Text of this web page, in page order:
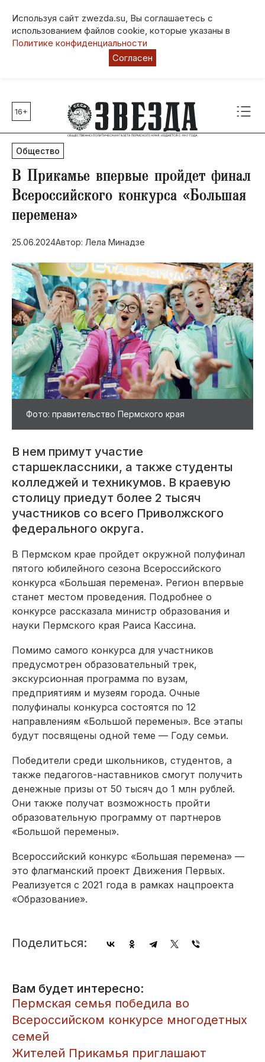
Используя сайт zwezda.su, Вы соглашаетесь с
использованием файлов cookie, которые указаны в
Политике конфиденциальности
Согласен
Главные темы
80 лет Победы
Молодежная столица РФ
СВО
Выборы в Пермском крае
Социальная поддержка
Инфраструктура
Благоустройство
16+
Общество
В Прикамье впервые пройдет финал
Всероссийского конкурса «Большая
перемена»
25.06.2024Автор: Лела Минадзе
Фото: правительство Пермского края
В нем примут участие
старшеклассники, а также студенты
колледжей и техникумов. В краевую
столицу приедут более 2 тысяч
участников со всего Приволжского
федерального округа.
В Пермском крае пройдет окружной полуфинал
пятого юбилейного сезона Всероссийского
конкурса «Большая перемена». Регион впервые
станет местом проведения. Подробнее о
конкурсе рассказала министр образования и
науки Пермского края Раиса Кассина.
Помимо самого конкурса для участников
предусмотрен образовательный трек,
экскурсионная программа по вузам,
предприятиям и музеям города. Очные
полуфиналы конкурса состоятся по 12
направлениям «Большой перемены». Все этапы
будут посвящены одной теме — Году семьи.
Победители среди школьников, студентов, а
также педагогов-наставников смогут получить
денежные призы от 50 тысяч до 1 млн рублей.
Они также получат возможность пройти
образовательную программу от партнеров
«Большой перемены».
Всероссийский конкурс «Большая перемена» —
это флагманский проект Движения Первых.
Реализуется с 2021 года в рамках нацпроекта
«Образование».
Поделиться:
Вам будет интересно:
Пермская семья победила во
Всероссийском конкурсе многодетных
семей
Жителей Прикамья приглашают